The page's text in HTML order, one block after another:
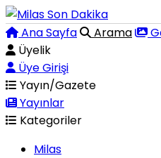
Ana Sayfa Arama
Üyelik
Üye Girişi
Yayın/Gazete
Yayınlar
Kategoriler
Milas